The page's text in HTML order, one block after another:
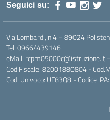
Seguici su:
Via Lombardi, n.4 – 89024
Tel. 0966/439146
eMail: rcpm05000c@istruzione.it
Cod.Fiscale: 82001880804 -
Cod. Univoco: UF83Q8 - Codice